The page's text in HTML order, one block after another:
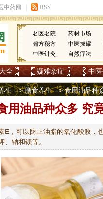
名医名院 药材市场
偏方秘方
中医拔罐
中医针灸
自然疗法
全 疑难杂症 中
生-->膳食养生--> 食用油品种
用油品种众多 究
E，可以防止油脂的氧化酸败，
、钠和镁等。